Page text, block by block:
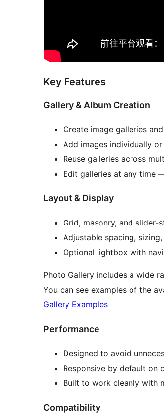
Key Features
Gallery & Album Creation
Create image galleries
Add images individually or
Reuse galleries across
Edit galleries at any time
Layout & Display
Grid, masonry, and slider-
Adjustable spacing,
Optional lightbox with
Photo Gallery includes a wide
You can see examples of the
Gallery Examples
Performance
Designed to avoid
Responsive by default on
Built to work cleanly with
Compatibility